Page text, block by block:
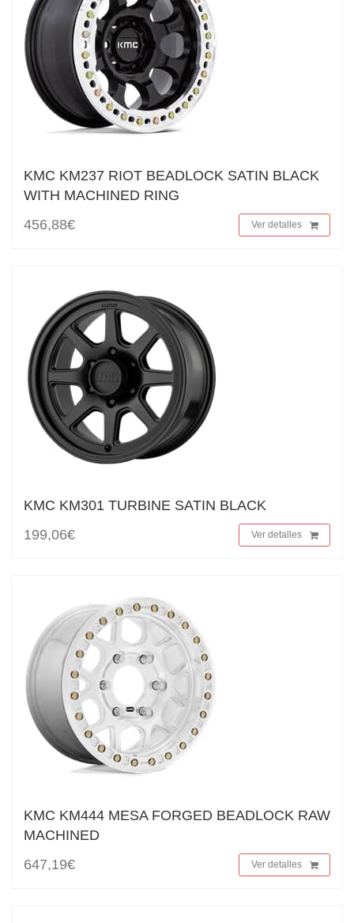
KMC KM237 RIOT BEADLOCK SATIN BLACK
WITH MACHINED RING
456,88€
Ver detalles
KMC KM301 TURBINE SATIN BLACK
199,06€
Ver detalles
KMC KM444 MESA FORGED BEADLOCK RAW
MACHINED
647,19€
Ver detalles